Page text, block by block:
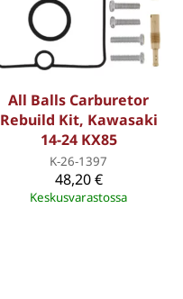
All Balls Carburetor
Rebuild Kit, Kawasaki
14-24 KX85
K-26-1397
48,20 €
Keskusvarastossa